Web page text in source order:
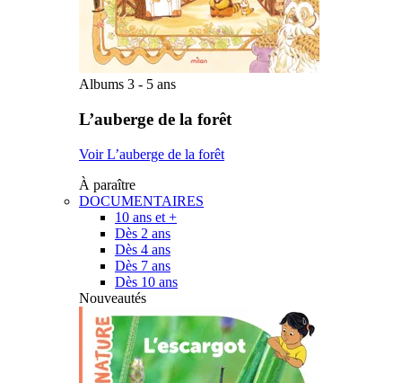
Albums 3 - 5 ans
L’auberge de la forêt
Voir L’auberge de la forêt
À paraître
DOCUMENTAIRES
10 ans et +
Dès 2 ans
Dès 4 ans
Dès 7 ans
Dès 10 ans
Nouveautés